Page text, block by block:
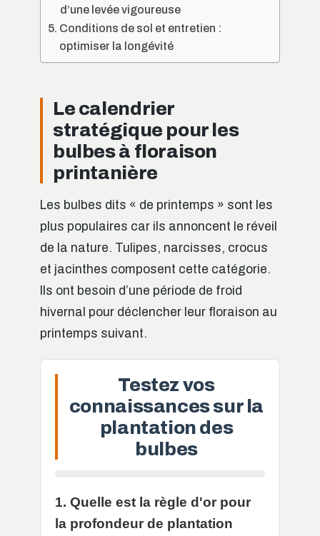
d’une levée vigoureuse
Conditions de sol et entretien :
optimiser la longévité
Le calendrier
stratégique pour les
bulbes à floraison
printanière
Les bulbes dits « de printemps » sont les
plus populaires car ils annoncent le réveil
de la nature. Tulipes, narcisses, crocus
et jacinthes composent cette catégorie.
Ils ont besoin d’une période de froid
hivernal pour déclencher leur floraison au
printemps suivant.
Testez vos
connaissances sur la
plantation des
bulbes
1. Quelle est la règle d'or pour
la profondeur de plantation